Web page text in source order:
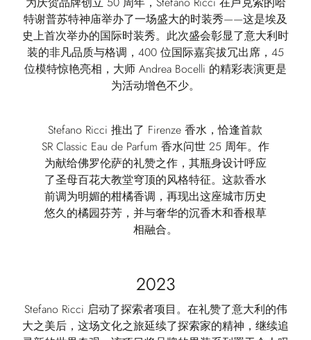
特谢普苏特神庙举办了一场盛大的时装秀——这是埃及
史上首次举办的国际时装秀。此次盛会彰显了意大利时
装的非凡品质与格调，400 位国际嘉宾拔冗出席，45
位模特惊艳亮相，大师 Andrea Bocelli 的精彩表演更是
为活动增色不少。
Stefano Ricci 推出了 Firenze 香水，恰逢首款
SR Classic Eau de Parfum 香水问世 25 周年。作
为献给佛罗伦萨的礼赞之作，其瓶身设计呼应
了圣母百花大教堂穹顶的风格特征。这款香水
前调为明媚的柑橘香调，再现出这座城市历史
悠久的橘园芬芳，并与奢华的沉香木和香根草
相融合。
2023
Stefano Ricci 启动了探索者项目。在礼赞了意大利的伟
大之美后，这场文化之旅延续了探索家的精神，继续追